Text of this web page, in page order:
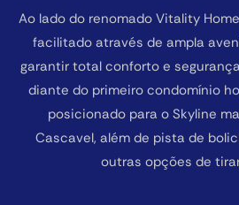
Ao lado do renomado Vitality
facilitado através de ampla
garantir total conforto e
diante do primeiro condomínio
posicionado para o Skyline
Cascavel, além de pista de
outras opções de